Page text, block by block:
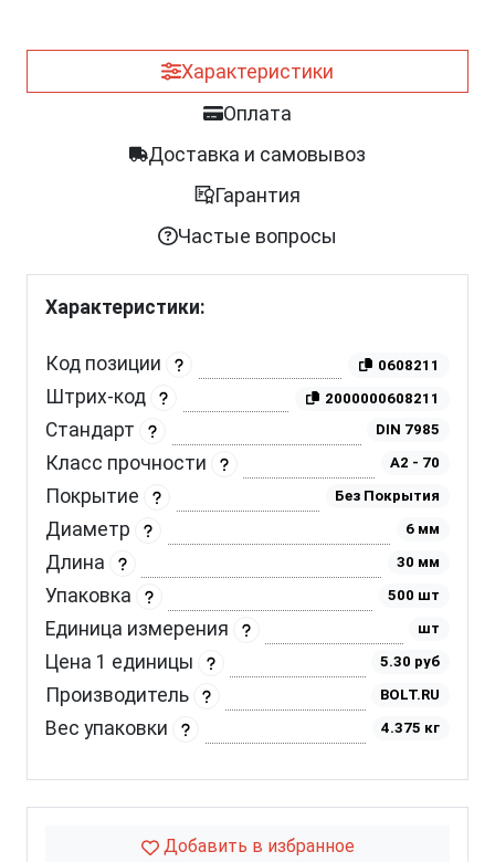
Характеристики
Оплата
Доставка и самовывоз
Гарантия
Частые вопросы
Характеристики:
Код позиции 0608211
Штрих-код 2000000608211
Стандарт DIN 7985
Класс прочности A2 - 70
Покрытие Без Покрытия
Диаметр 6 мм
Длина 30 мм
Упаковка 500 шт
Единица измерения шт
Цена 1 единицы 5.30 руб
Производитель BOLT.RU
Вес упаковки 4.375 кг
Добавить в избранное